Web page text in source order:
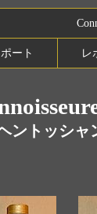
ート レ
ントッシャ